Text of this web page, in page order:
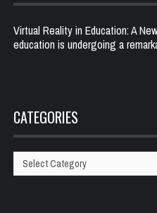
Virtual Reality in Education: A
education is undergoing a
CATEGORIES
Categories